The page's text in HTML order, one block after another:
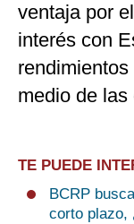
ventaja por
interés con
medio de
TE PUEDE
BCRP
corto plazo,